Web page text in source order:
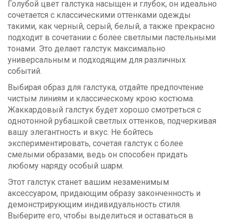
Голубой цвет галстука насыщен и глубок, он идеально
сочетается с классическими оттенками одежды
такими, как черный, серый, белый, а также прекрасно
подходит в сочетании с более светлыми пастельными
тонами. Это делает галстук максимально
универсальным и подходящим для различных
событий.
Выбирая образ для галстука, отдайте предпочтение
чистым линиям и классическому крою костюма.
Жаккардовый галстук будет хорошо смотреться с
однотонной рубашкой светлых оттенков, подчеркивая
вашу элегантность и вкус. Не бойтесь
экспериментировать, сочетая галстук с более
смелыми образами, ведь он способен придать
любому наряду особый шарм.
Этот галстук станет вашим незаменимым
аксессуаром, придающим образу законченность и
демонстрирующим индивидуальность стиля.
Выберите его, чтобы выделиться и оставаться в